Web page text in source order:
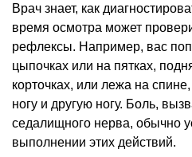
Врач знает, как
время осмотра может
рефлексы. Например, вас
цыпочках или на пятках,
корточках, или лежа на
ногу и другую ногу. Боль,
седалищного нерва, обычно
выполнении этих действий.